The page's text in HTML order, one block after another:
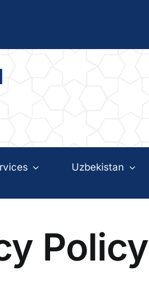
Uzbekistan
Policy